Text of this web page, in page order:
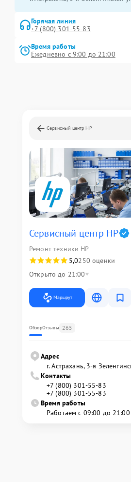
Горячая линия
+7 (800) 301-55-83
Время работы
Ежедневно с 9:00 до 21:00
Сервисный центр HP
Сервисный центр HP
Ремонт техники HP
5,0250 оценки
Открыто до 21:00
Маршрут
ОбзорОтзывы 265
Адрес
г. Астрахань, 3-я
Контакты
+7 (800) 301-55-83
+7 (800) 301-55-83
Время работы
Работаем с 09:00 до 21:00